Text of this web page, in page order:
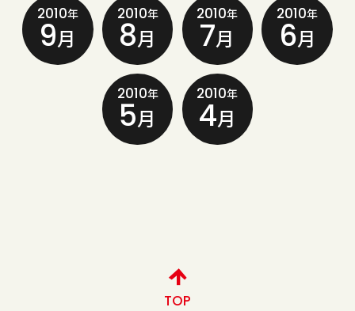
2010年
9月
2010年
8月
2010年
7月
2010年
6月
2010年
5月
2010年
4月
TOP